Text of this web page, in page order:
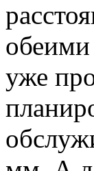
обеими
уже